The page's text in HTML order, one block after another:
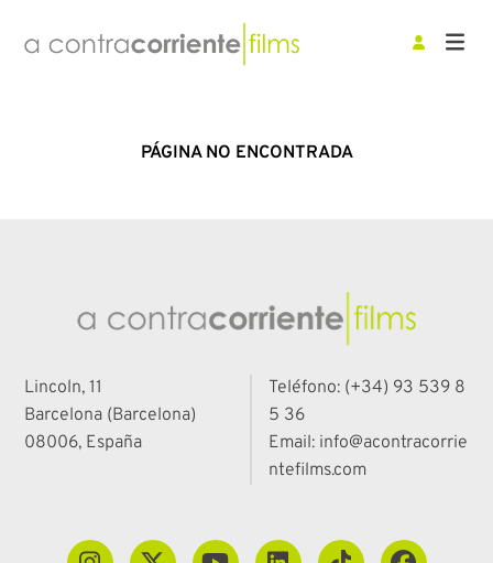
PÁGINA NO ENCONTRADA
Lincoln, 11
Barcelona (Barcelona)
08006, España
Teléfono: (+34) 93 539 8
5 36
Email: info@acontracorrie
ntefilms.com